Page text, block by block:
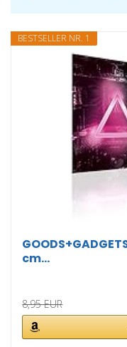
BESTSELLER NR. 1
cm...
8,95 EUR